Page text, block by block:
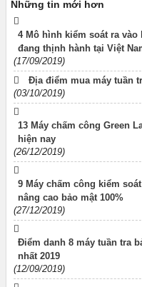
Những tin mới hơn
4 Mô hình kiểm soát ra vào
đang thịnh hành tại Việt
(17/09/2019)
Địa điểm mua máy tuần
(03/10/2019)
13 Máy chấm công Green
hiện nay
(26/12/2019)
9 Máy chấm công kiểm
nâng cao bảo mật 100%
(27/12/2019)
Điểm danh 8 máy tuần tra
nhất 2019
(12/09/2019)